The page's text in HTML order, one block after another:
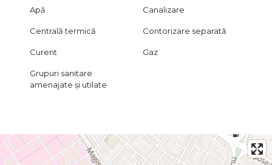
Apă Canalizare
Centrală termică Contorizare separată
Curent Gaz
Grupuri sanitare
amenajate și utilate